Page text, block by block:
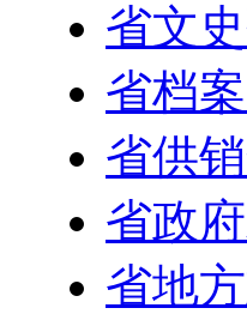
省文
省档
省供
省政
省地